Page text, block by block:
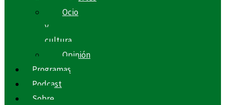
Ocio
y
cultura
Opinión
Programas
Podcast
Sobre